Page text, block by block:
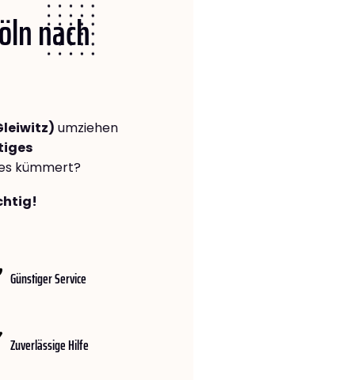
nach
umziehen
kümmert?
Günstiger Service
Zuverlässige Hilfe